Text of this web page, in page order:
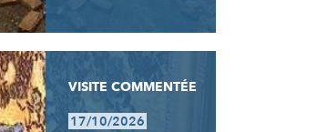
VISITE COMMENTÉE
17/10/2026